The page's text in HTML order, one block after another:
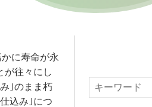
に寿命が永
が往々にし
｣のまま朽
込み｣につ